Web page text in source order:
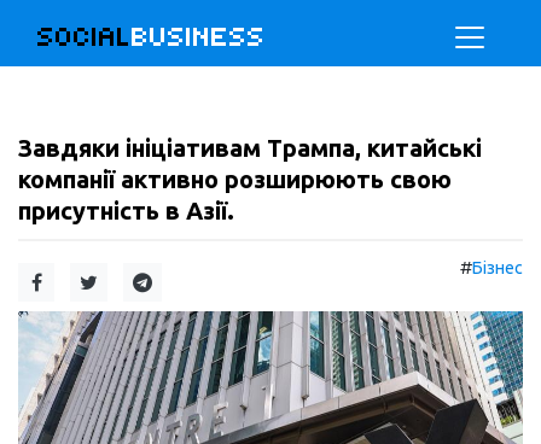
SOCIALBUSINESS
Завдяки ініціативам Трампа, китайські
компанії активно розширюють свою
присутність в Азії.
#Бізнес